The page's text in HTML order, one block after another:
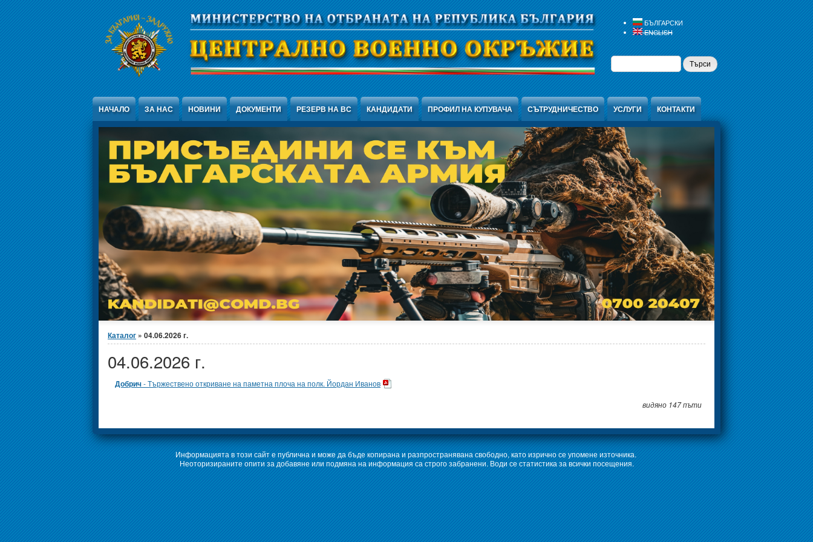
Jump to Content
БЪЛГАРСКИ
ENGLISH
ФОРМА ЗА
ТЪРСЕНЕ
ТЪРСИ
НАЧАЛО ЗА НАС НОВИНИ ДОКУМЕНТИ РЕЗЕРВ НА ВС КАНДИДАТИ ПРОФИЛ НА КУПУВАЧА СЪТРУДНИЧЕСТВО УСЛУГИ КОНТАКТИ
Вие сте тук
Каталог » 04.06.2026 г.
04.06.2026 г.
Добрич- Тържествено откриване на паметна плоча на полк. Йордан Иванов
видяно 147 пъти
Информацията в този сайт е публична и може да бъде копирана и разпространявана свободно, като изрично се упомене източника.
Неоторизираните опити за добавяне или подмяна на информация са строго забранени. Води се статистика за всички посещения.